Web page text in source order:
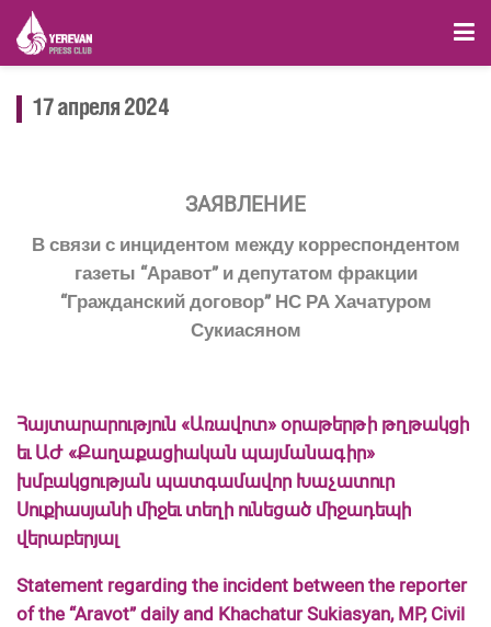
17 апреля 2024
ЗАЯВЛЕНИЕ
В связи с инцидентом между корреспондентом
газеты “Аравот” и депутатом фракции
“Гражданский договор” НС РА Хачатуром
Сукиасяном
Հայտարարություն «Առավոտ» օրաթերթի թղթակցի
եւ ԱԺ «Քաղաքացիական պայմանագիր»
խմբակցության պատգամավոր Խաչատուր
Սուքիասյանի միջեւ տեղի ունեցած միջադեպի
վերաբերյալ
Statement regarding the incident between the reporter
of the “Aravot” daily and Khachatur Sukiasyan, MP, Civil